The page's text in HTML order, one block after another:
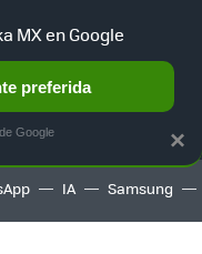
AUTO TERRITORIO
IA Samsung
×
MX en Google
preferida
Google